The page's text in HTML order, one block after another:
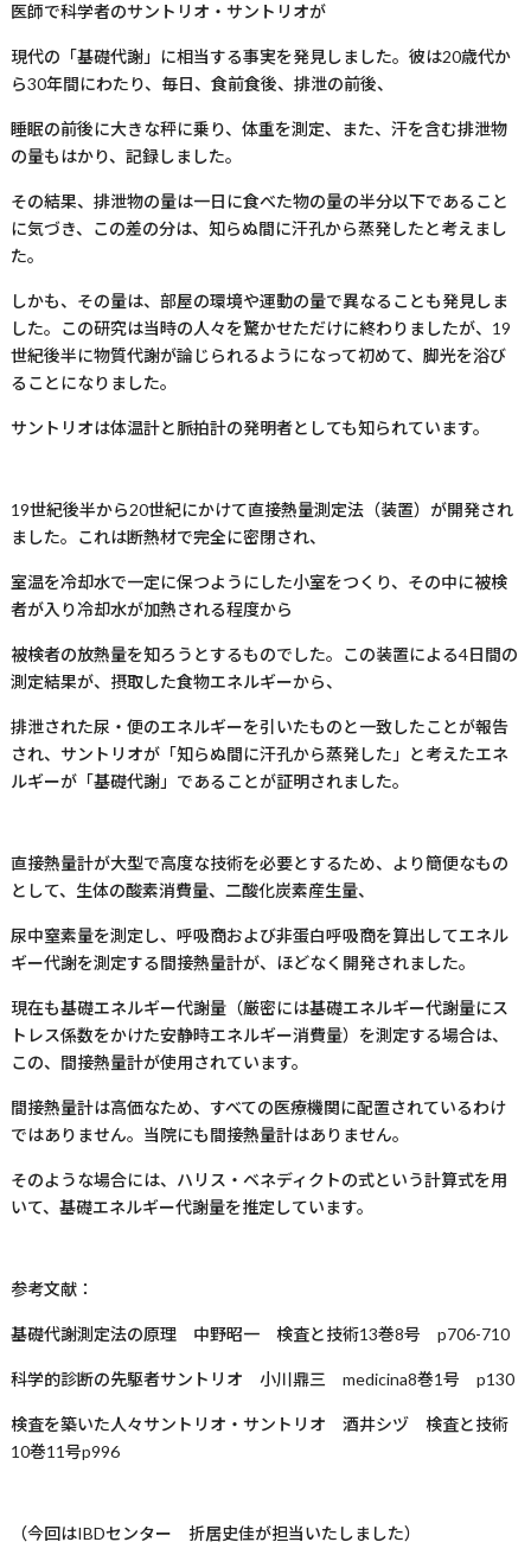
医師で科学者のサントリオ・サントリオが
現代の「基礎代謝」に相当する事実を発見しました。彼は20歳代か
ら30年間にわたり、毎日、食前食後、排泄の前後、
睡眠の前後に大きな秤に乗り、体重を測定、また、汗を含む排泄物
の量もはかり、記録しました。
その結果、排泄物の量は一日に食べた物の量の半分以下であること
に気づき、この差の分は、知らぬ間に汗孔から蒸発したと考えまし
た。
しかも、その量は、部屋の環境や運動の量で異なることも発見しま
した。この研究は当時の人々を驚かせただけに終わりましたが、 19
世紀後半に物質代謝が論じられるようになって初めて、脚光を浴び
ることになりました。
サントリオは体温計と脈拍計の発明者としても知られています。
19世紀後半から20世紀にかけて直接熱量測定法（装置）が開発され
ました。これは断熱材で完全に密閉され、
室温を冷却水で一定に保つようにした小室をつくり、その中に被検
者が入り冷却水が加熱される程度から
被検者の放熱量を知ろうとするものでした。この装置による4日間の
測定結果が、摂取した食物エネルギーから、
排泄された尿・便のエネルギーを引いたものと一致したことが報告
され、サントリオが「知らぬ間に汗孔から蒸発した」と考えたエネ
ルギーが「基礎代謝」であることが証明されました。
直接熱量計が大型で高度な技術を必要とするため、より簡便なもの
として、生体の酸素消費量、二酸化炭素産生量、
尿中窒素量を測定し、呼吸商および非蛋白呼吸商を算出してエネル
ギー代謝を測定する間接熱量計が、ほどなく開発されました。
現在も基礎エネルギー代謝量（厳密には基礎エネルギー代謝量にス
トレス係数をかけた安静時エネルギー消費量）を測定する場合は、
この、間接熱量計が使用されています。
間接熱量計は高価なため、すべての医療機関に配置されているわけ
ではありません。当院にも間接熱量計はありません。
そのような場合には、ハリス・ベネディクトの式という計算式を用
いて、基礎エネルギー代謝量を推定しています。
参考文献：
基礎代謝測定法の原理 中野昭一 検査と技術13巻8号 p706-710
科学的診断の先駆者サントリオ 小川鼎三 medicina8巻1号 p130
検査を築いた人々サントリオ・サントリオ 酒井シヅ 検査と技術
10巻11号p996
（今回はIBDセンター 折居史佳が担当いたしました）